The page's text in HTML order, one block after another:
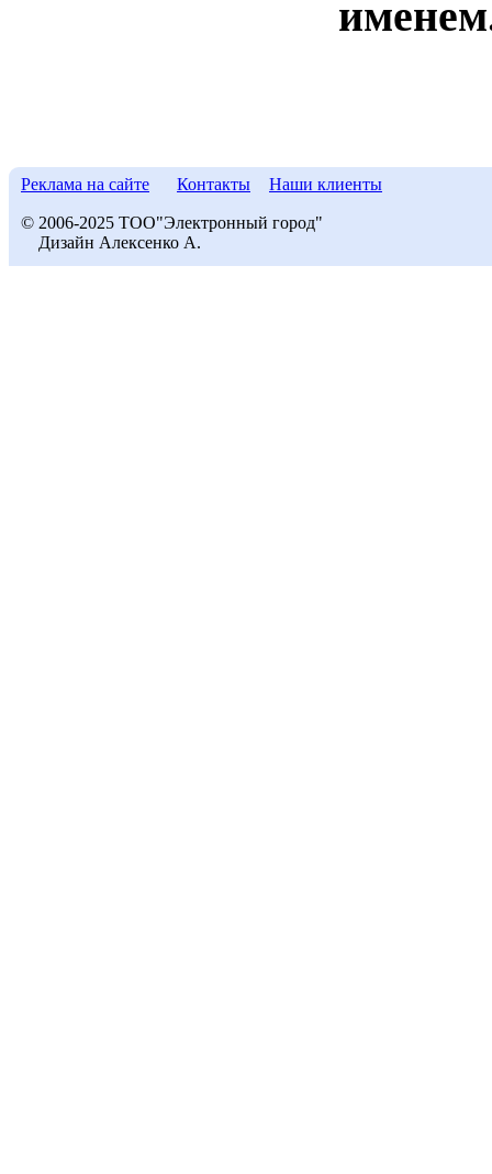
Реклама на сайте Контакты Наши клиенты
© 2006-2025 ТОО"Электронный город"
Дизайн Алексенко А.